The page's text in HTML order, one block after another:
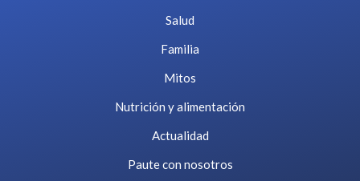
Salud
Familia
Mitos
Nutrición y alimentación
Actualidad
Paute con nosotros